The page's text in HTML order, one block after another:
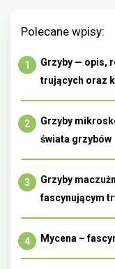
Polecane wpisy:
Grzyby — opis,
trujących oraz
Grzyby
świata grzybów
Grzyby
fascynującym
Mycena –